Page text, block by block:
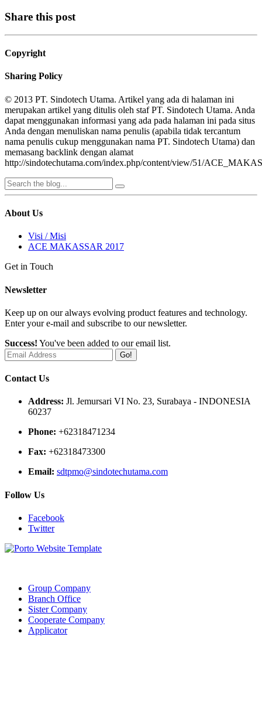
Share this post
Copyright
Sharing Policy
© 2013 PT. Sindotech Utama. Artikel yang ada di halaman ini
merupakan artikel yang ditulis oleh staf PT. Sindotech Utama. Anda
dapat menggunakan informasi yang ada pada halaman ini pada situs
Anda dengan menuliskan nama penulis (apabila tidak tercantum
nama penulis cukup menggunakan nama PT. Sindotech Utama) dan
memasang backlink dengan alamat
http://sindotechutama.com/index.php/content/view/51/
About Us
Visi / Misi
ACE MAKASSAR 2017
Get in Touch
Newsletter
Keep up on our always evolving product features and technology.
Enter your e-mail and subscribe to our newsletter.
Success! You've been added to our email list.
Go!
Contact Us
Address: Jl. Jemursari VI No. 23, Surabaya - INDONESIA
60237
Phone: +62318471234
Fax: +62318473300
Email: sdtpmo@sindotechutama.com
Follow Us
Facebook
Twitter
Group Company
Branch Office
Sister Company
Cooperate Company
Applicator